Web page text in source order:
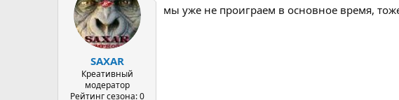
SAXAR
Креативный
модератор
Рейтинг сезона: 0
мы уже не проиграем в основное время,